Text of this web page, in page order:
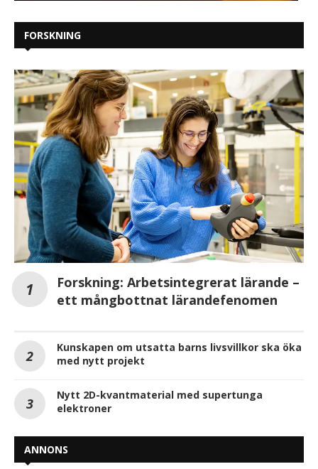
FORSKNING
Forskning: Arbetsintegrerat lärande –
ett mångbottnat lärandefenomen
Kunskapen om utsatta barns livsvillkor ska öka
med nytt projekt
Nytt 2D-kvantmaterial med supertunga
elektroner
ANNONS